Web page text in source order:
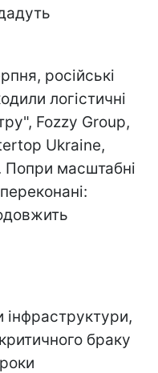
російські
логістичні
Fozzy Group,
Ukraine,
Попри масштабні
браку